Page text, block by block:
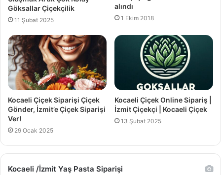
Göksallar Çiçekçilik
11 Şubat 2025
alındı
1 Ekim 2018
Kocaeli Çiçek Siparişi Çiçek
Gönder, İzmit’e Çiçek Siparişi
Ver!
29 Ocak 2025
Kocaeli Çiçek Online Sipariş |
İzmit Çiçekçi | Kocaeli Çiçek
13 Şubat 2025
Kocaeli /İzmit Yaş Pasta Siparişi